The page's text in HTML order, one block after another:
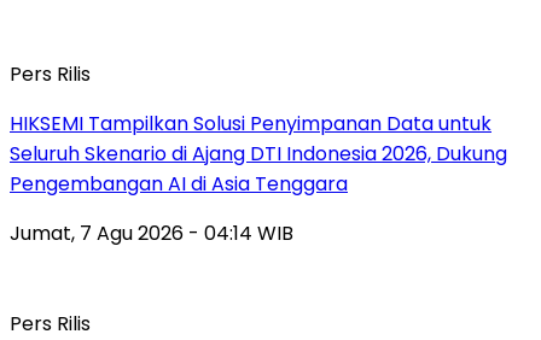
Pers Rilis
HIKSEMI Tampilkan Solusi Penyimpanan Data untuk
Seluruh Skenario di Ajang DTI Indonesia 2026, Dukung
Pengembangan AI di Asia Tenggara
Jumat, 7 Agu 2026 - 04:14 WIB
Pers Rilis